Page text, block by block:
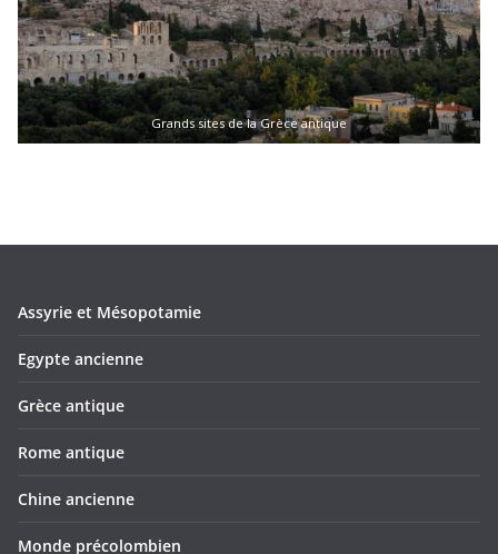
Grands sites de la Grèce antique
Assyrie et Mésopotamie
Egypte ancienne
Grèce antique
Rome antique
Chine ancienne
Monde précolombien